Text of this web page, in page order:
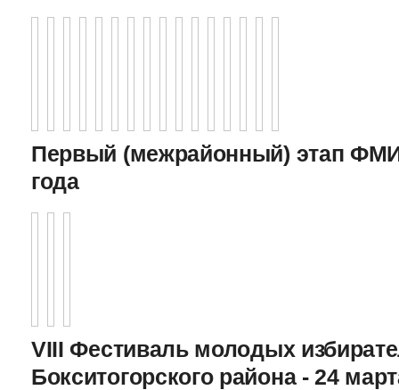
Первый (межрайонный) этап
года
VIII Фестиваль молодых
Бокситогорского района - 24